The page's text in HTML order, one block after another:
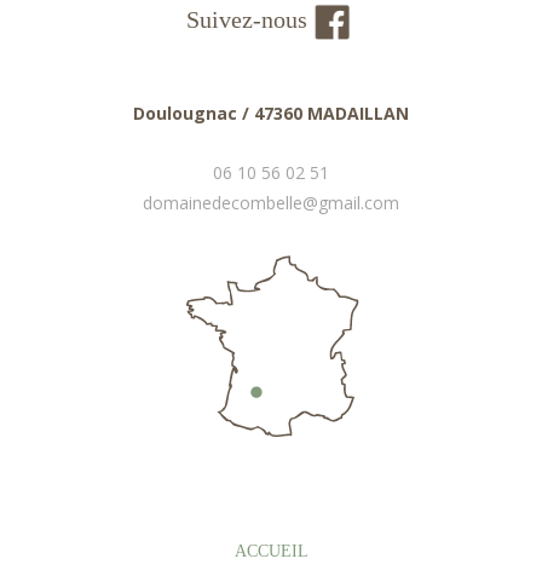
Suivez-nous
Doulougnac / 47360 MADAILLAN
06 10 56 02 51
domainedecombelle@gmail.com
ACCUEIL